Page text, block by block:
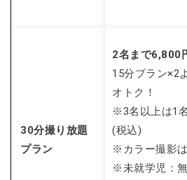
30分撮り放題
プラン
2名まで6,800
15分プラン×2
オトク！
※3名以上は1
(税込)
※カラー撮影
※未就学児：